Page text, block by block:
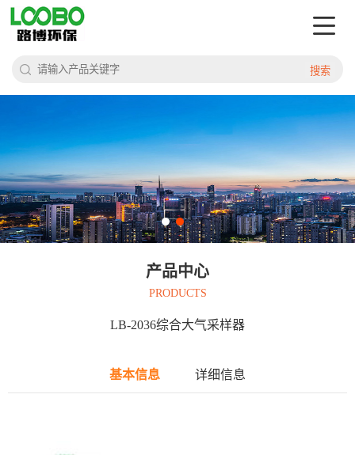
搜索
产品中心
PRODUCTS
LB-2036综合大气采样器
基本信息 详细信息